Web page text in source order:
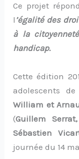
Ce projet
l ’égalité des
à la
handicap.
Cette édition
adolescents de
William et
(Guillem
Sébastien
journée du 14